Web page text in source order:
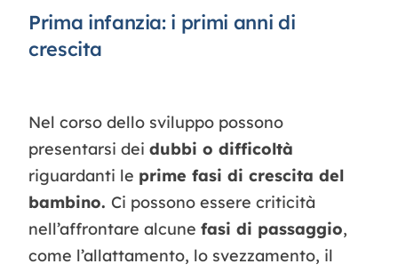
Prima infanzia: i primi anni di
crescita
Nel corso dello sviluppo possono
presentarsi dei dubbi o difficoltà
riguardanti le prime fasi di crescita del
bambino. Ci possono essere criticità
nell’affrontare alcune fasi di passaggio,
come l’allattamento, lo svezzamento, il